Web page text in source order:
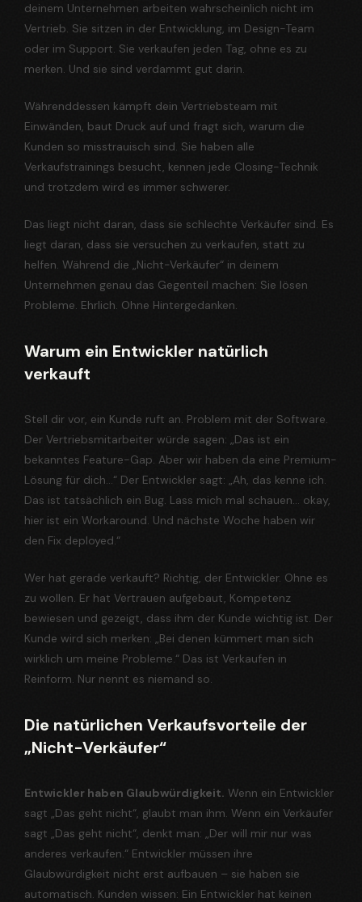
deinem Unternehmen arbeiten wahrscheinlich nicht im
Vertrieb. Sie sitzen in der Entwicklung, im Design-Team
oder im Support. Sie verkaufen jeden Tag, ohne es zu
merken. Und sie sind verdammt gut darin.
Währenddessen kämpft dein Vertriebsteam mit
Einwänden, baut Druck auf und fragt sich, warum die
Kunden so misstrauisch sind. Sie haben alle
Verkaufstrainings besucht, kennen jede Closing-Technik
und trotzdem wird es immer schwerer.
Das liegt nicht daran, dass sie schlechte Verkäufer sind. Es
liegt daran, dass sie versuchen zu verkaufen, statt zu
helfen. Während die „Nicht-Verkäufer“ in deinem
Unternehmen genau das Gegenteil machen: Sie lösen
Probleme. Ehrlich. Ohne Hintergedanken.
Warum ein Entwickler natürlich
verkauft
Stell dir vor, ein Kunde ruft an. Problem mit der Software.
Der Vertriebsmitarbeiter würde sagen: „Das ist ein
bekanntes Feature-Gap. Aber wir haben da eine Premium-
Lösung für dich…“ Der Entwickler sagt: „Ah, das kenne ich.
Das ist tatsächlich ein Bug. Lass mich mal schauen… okay,
hier ist ein Workaround. Und nächste Woche haben wir
den Fix deployed.“
Wer hat gerade verkauft? Richtig, der Entwickler. Ohne es
zu wollen. Er hat Vertrauen aufgebaut, Kompetenz
bewiesen und gezeigt, dass ihm der Kunde wichtig ist. Der
Kunde wird sich merken: „Bei denen kümmert man sich
wirklich um meine Probleme.“ Das ist Verkaufen in
Reinform. Nur nennt es niemand so.
Die natürlichen Verkaufsvorteile der
„Nicht-Verkäufer“
Entwickler haben Glaubwürdigkeit. Wenn ein Entwickler
sagt „Das geht nicht“, glaubt man ihm. Wenn ein Verkäufer
sagt „Das geht nicht“, denkt man: „Der will mir nur was
anderes verkaufen.“ Entwickler müssen ihre
Glaubwürdigkeit nicht erst aufbauen – sie haben sie
automatisch. Kunden wissen: Ein Entwickler hat keinen